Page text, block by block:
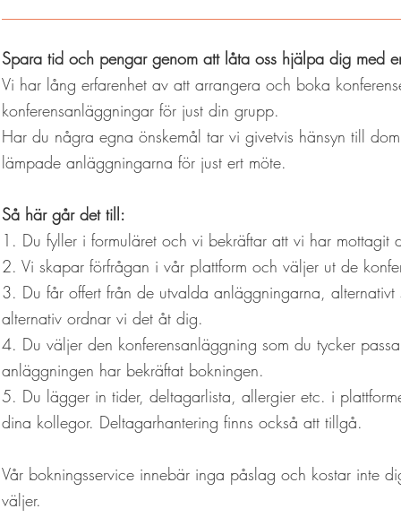
Spara tid och pengar genom att låta oss hjälpa dig med
Vi har lång erfarenhet av att arrangera och boka
konferensanläggningar för just din grupp.
Har du några egna önskemål tar vi givetvis hänsyn till
lämpade anläggningarna för just ert möte.
Så här går det till:
1. Du fyller i formuläret och vi bekräftar att vi har mottagit
2. Vi skapar förfrågan i vår plattform och väljer ut de
3. Du får offert från de utvalda anläggningarna,
alternativ ordnar vi det åt dig.
4. Du väljer den konferensanläggning som du tycker
anläggningen har bekräftat bokningen.
5. Du lägger in tider, deltagarlista, allergier etc. i
dina kollegor. Deltagarhantering finns också att tillgå.
Vår bokningsservice innebär inga påslag och kostar inte
väljer.